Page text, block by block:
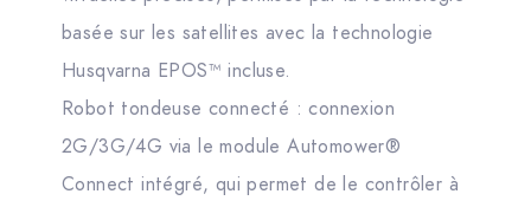
basée sur les satellites avec la technologie
Husqvarna EPOS™ incluse.
Robot tondeuse connecté : connexion
2G/3G/4G via le module Automower®
Connect intégré, qui permet de le contrôler à